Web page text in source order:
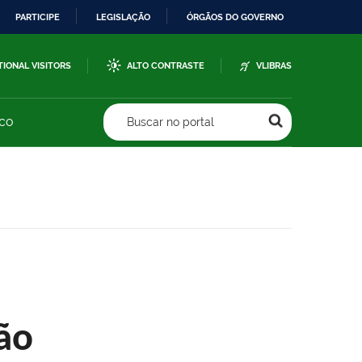
PARTICIPE LEGISLAÇÃO ÓRGÃOS DO GOVERNO
VISITORS ALTO CONTRASTE VLIBRAS
Buscar no portal